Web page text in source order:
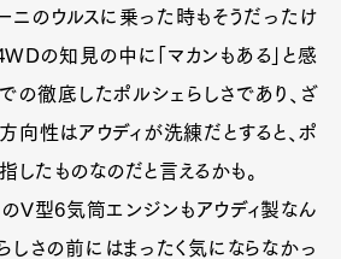
ニのウルスに乗った時もそうだったけ
の知見の中に「マカンもある」と感
の徹底したポルシェらしさであり、ざ
方向性はアウディが洗練だとすると、ポ
したものなのだと言えるかも。
V型6気筒エンジンもアウディ製なん
しさの前にはまったく気にならなかっ